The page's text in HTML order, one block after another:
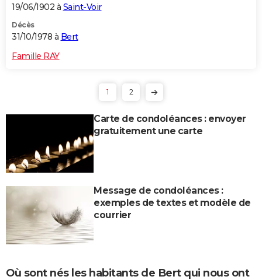
19/06/1902 à Saint-Voir
Décès
31/10/1978 à Bert
Famille RAY
1 2
Carte de condoléances : envoyer
gratuitement une carte
Message de condoléances :
exemples de textes et modèle de
courrier
Où sont nés les habitants de Bert qui nous ont